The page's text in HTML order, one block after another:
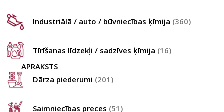
Industriālā / auto / būvniecības ķīmija (360)
Tīrīšanas līdzekļi / sadzīves ķīmija (16)
Dārza piederumi (201)
Saimniecības preces (51)
APRAKSTS